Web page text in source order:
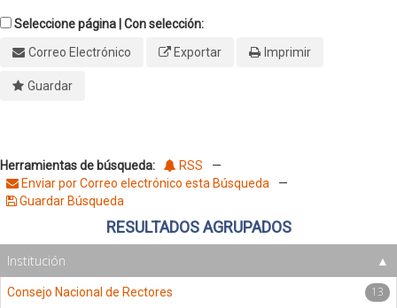
Seleccione página | Con selección:
Correo Electrónico
Exportar Imprimir
Guardar
Herramientas de búsqueda: RSS
—
Enviar por Correo electrónico esta Búsqueda
—
Guardar Búsqueda
RESULTADOS AGRUPADOS
Institución
Consejo Nacional de Rectores 13